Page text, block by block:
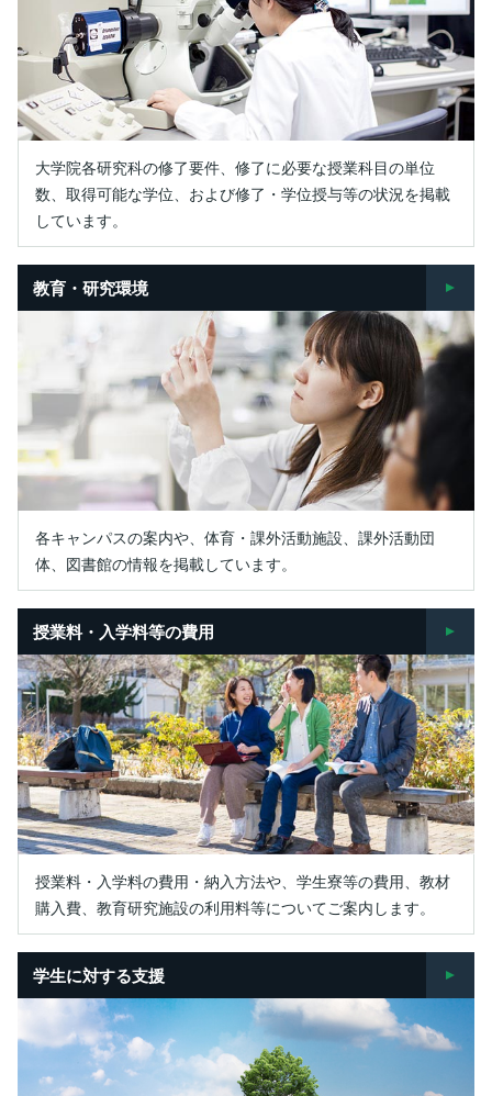
大学院各研究科の修了要件、修了に必要な授業科目の単位
数、取得可能な学位、および修了・学位授与等の状況を掲載
しています。
教育・研究環境
各キャンパスの案内や、体育・課外活動施設、課外活動団
体、図書館の情報を掲載しています。
授業料・入学料等の費用
授業料・入学料の費用・納入方法や、学生寮等の費用、教材
購入費、教育研究施設の利用料等についてご案内します。
学生に対する支援